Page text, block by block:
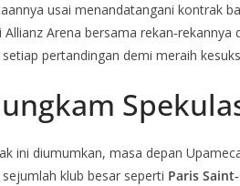
usai menandatangani kontrak
Arena bersama
pertandingan demi meraih
ini diumumkan, masa depan
klub besar seperti Paris